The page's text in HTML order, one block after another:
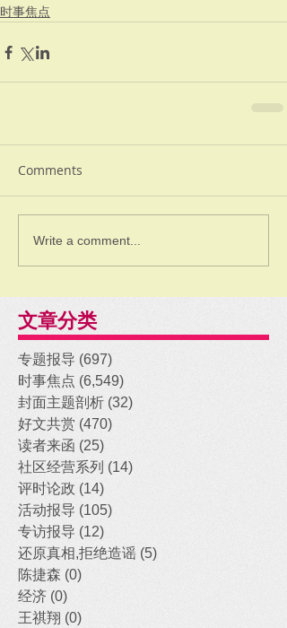
时事焦点
Comments
Write a comment...
文章分类
专题报导 (697)
时事焦点 (6,549)
封面主题剖析 (32)
好文共赏 (470)
读者来函 (25)
社区经营系列 (14)
评时论政 (14)
活动报导 (105)
专访报导 (12)
还原真相,拒绝造谣 (5)
陈捷森 (0)
经济 (0)
王祺翔 (0)